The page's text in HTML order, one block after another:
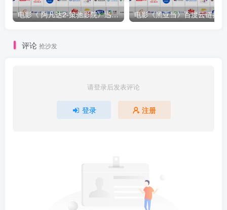
电影《 阿凡达2-策驰影院》迅雷BT下载[MP4／1.12GB／
评论 抢沙发
请登录后发表评论
登录 注册